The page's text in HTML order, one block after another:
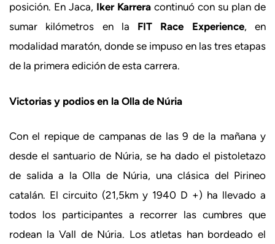
posición. En Jaca, Iker Karrera continuó con su plan de
sumar kilómetros en la FIT Race Experience, en
modalidad maratón, donde se impuso en las tres etapas
de la primera edición de esta carrera.
Victorias y podios en la Olla de Núria
Con el repique de campanas de las 9 de la mañana y
desde el santuario de Núria, se ha dado el pistoletazo
de salida a la Olla de Núria, una clásica del Pirineo
catalán. El circuito (21,5km y 1940 D +) ha llevado a
todos los participantes a recorrer las cumbres que
rodean la Vall de Núria. Los atletas han bordeado el